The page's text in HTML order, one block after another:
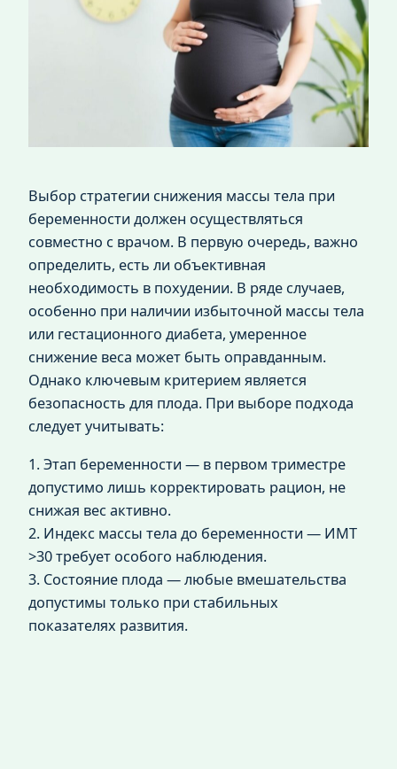
Выбор стратегии снижения массы тела при
беременности должен осуществляться
совместно с врачом. В первую очередь, важно
определить, есть ли объективная
необходимость в похудении. В ряде случаев,
особенно при наличии избыточной массы тела
или гестационного диабета, умеренное
снижение веса может быть оправданным.
Однако ключевым критерием является
безопасность для плода. При выборе подхода
следует учитывать:
1. Этап беременности — в первом триместре
допустимо лишь корректировать рацион, не
снижая вес активно.
2. Индекс массы тела до беременности — ИМТ
>30 требует особого наблюдения.
3. Состояние плода — любые вмешательства
допустимы только при стабильных
показателях развития.